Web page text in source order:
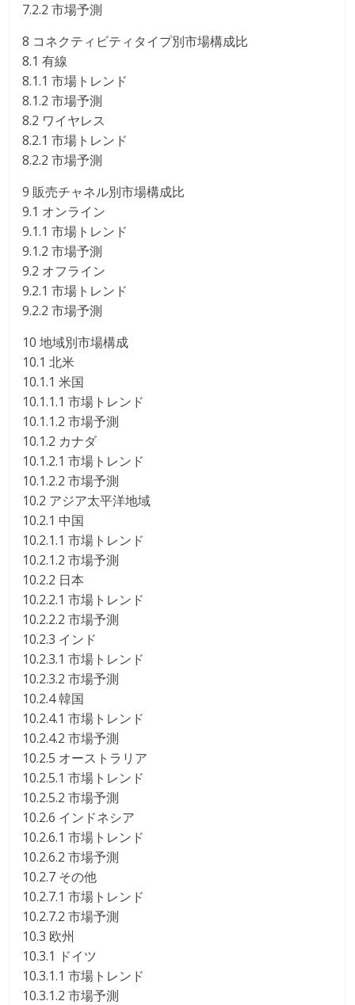
7.2.2 市場予測
8 コネクティビティタイプ別市場構成比
8.1 有線
8.1.1 市場トレンド
8.1.2 市場予測
8.2 ワイヤレス
8.2.1 市場トレンド
8.2.2 市場予測
9 販売チャネル別市場構成比
9.1 オンライン
9.1.1 市場トレンド
9.1.2 市場予測
9.2 オフライン
9.2.1 市場トレンド
9.2.2 市場予測
10 地域別市場構成
10.1 北米
10.1.1 米国
10.1.1.1 市場トレンド
10.1.1.2 市場予測
10.1.2 カナダ
10.1.2.1 市場トレンド
10.1.2.2 市場予測
10.2 アジア太平洋地域
10.2.1 中国
10.2.1.1 市場トレンド
10.2.1.2 市場予測
10.2.2 日本
10.2.2.1 市場トレンド
10.2.2.2 市場予測
10.2.3 インド
10.2.3.1 市場トレンド
10.2.3.2 市場予測
10.2.4 韓国
10.2.4.1 市場トレンド
10.2.4.2 市場予測
10.2.5 オーストラリア
10.2.5.1 市場トレンド
10.2.5.2 市場予測
10.2.6 インドネシア
10.2.6.1 市場トレンド
10.2.6.2 市場予測
10.2.7 その他
10.2.7.1 市場トレンド
10.2.7.2 市場予測
10.3 欧州
10.3.1 ドイツ
10.3.1.1 市場トレンド
10.3.1.2 市場予測